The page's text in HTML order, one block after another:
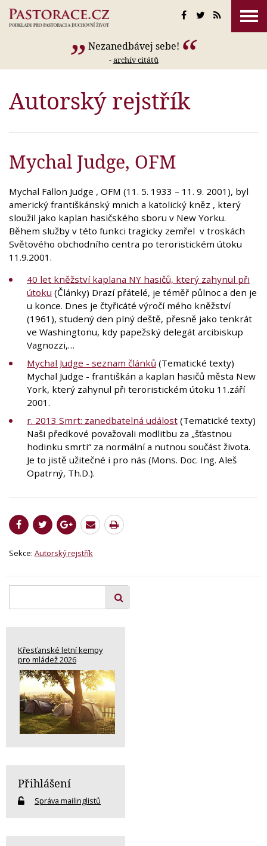
Nezanedbávej sebe!
-archív citátů
Autorský rejstřík
Mychal Judge, OFM
Mychal Fallon Judge , OFM (11. 5. 1933 – 11. 9. 2001), byl
americký františkánský mnich a katolický kněz , který
sloužil jako kaplan hasičského sboru v New Yorku.
Během služby v této funkci tragicky zemřel v troskách
Světového obchodního centra po teroristickém útoku
11.9.2001.
40 let kněžství kaplana NY hasičů, který zahynul při
útoku (Články) Drazí přátelé, je téměř půlnoc a den je
u konce. Dnes je čtyřicáté výročí mého kněžství
(1961), studený den plný deště, přesně jako tenkrát
ve Washingtonu, kdy papežský delegát arcibiskup
Vagnozzi,…
Mychal Judge - seznam článků (Tematické texty)
Mychal Judge - františkán a kaplan hasičů města New
York, který zahynul při teroristickém útoku 11.září
2001.
r. 2013 Smrt: zanedbatelná událost (Tematické texty)
Naši předkové považovali modlitbu za „šťastnou
hodinku smrti“ za normální a nutnou součást života.
Je to jistě užitečné i pro nás (Mons. Doc. Ing. Aleš
Opatrný, Th.D.).
Sekce: Autorský rejstřík
Křesťanské letní kempy
pro mládež 2026
Přihlášení
Správa mailinglistů